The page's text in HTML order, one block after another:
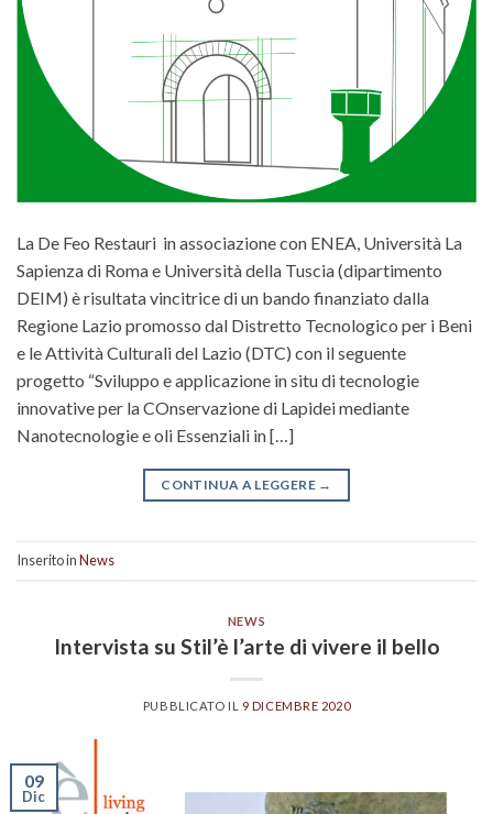
La De Feo Restauri in associazione con ENEA, Università La
Sapienza di Roma e Università della Tuscia (dipartimento
DEIM) è risultata vincitrice di un bando finanziato dalla
Regione Lazio promosso dal Distretto Tecnologico per i Beni
e le Attività Culturali del Lazio (DTC) con il seguente
progetto “Sviluppo e applicazione in situ di tecnologie
innovative per la COnservazione di Lapidei mediante
Nanotecnologie e oli Essenziali in […]
CONTINUA A LEGGERE →
Inserito inNews
NEWS
Intervista su Stil’è l’arte di vivere il bello
PUBBLICATO IL 9 DICEMBRE 2020
09
Dic